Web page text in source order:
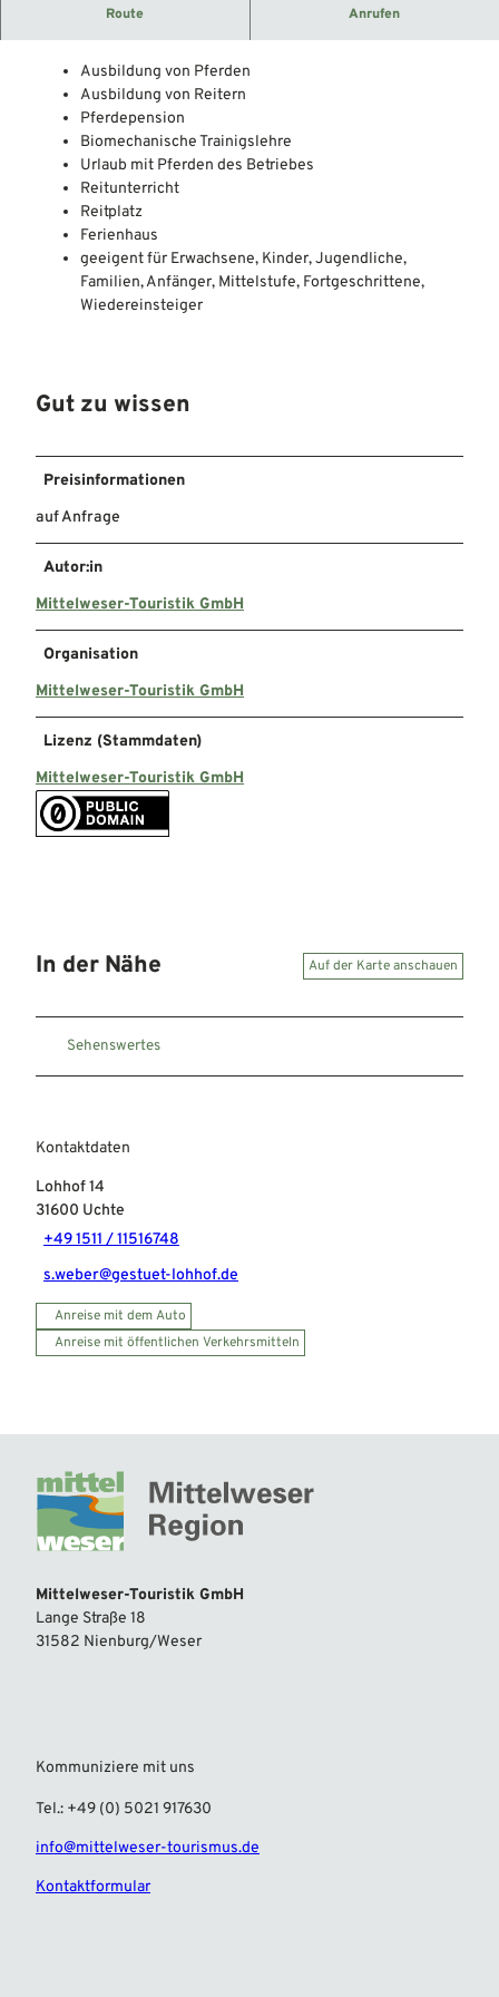
Route Anrufen
Gestüt in der Samtgemeinde Uchte.
Ausbildung von Pferden
Ausbildung von Reitern
Pferdepension
Biomechanische Trainigslehre
Urlaub mit Pferden des Betriebes
Reitunterricht
Reitplatz
Ferienhaus
geeigent für Erwachsene, Kinder, Jugendliche,
Familien, Anfänger, Mittelstufe, Fortgeschrittene,
Wiedereinsteiger
Gut zu wissen
Preisinformationen
auf Anfrage
Autor:in
Mittelweser-Touristik GmbH
Organisation
Mittelweser-Touristik GmbH
Lizenz (Stammdaten)
Mittelweser-Touristik GmbH
In der Nähe Auf der Karte anschauen
Sehenswertes
Kontaktdaten
Lohhof 14
31600 Uchte
+49 1511 / 11516748
s.weber@gestuet-lohhof.de
Anreise mit dem Auto
Anreise mit öffentlichen Verkehrsmitteln
Mittelweser-Touristik GmbH
Lange Straße 18
31582 Nienburg/Weser
Kommuniziere mit uns
Tel.: +49 (0) 5021 917630
info@mittelweser-tourismus.de
Kontaktformular